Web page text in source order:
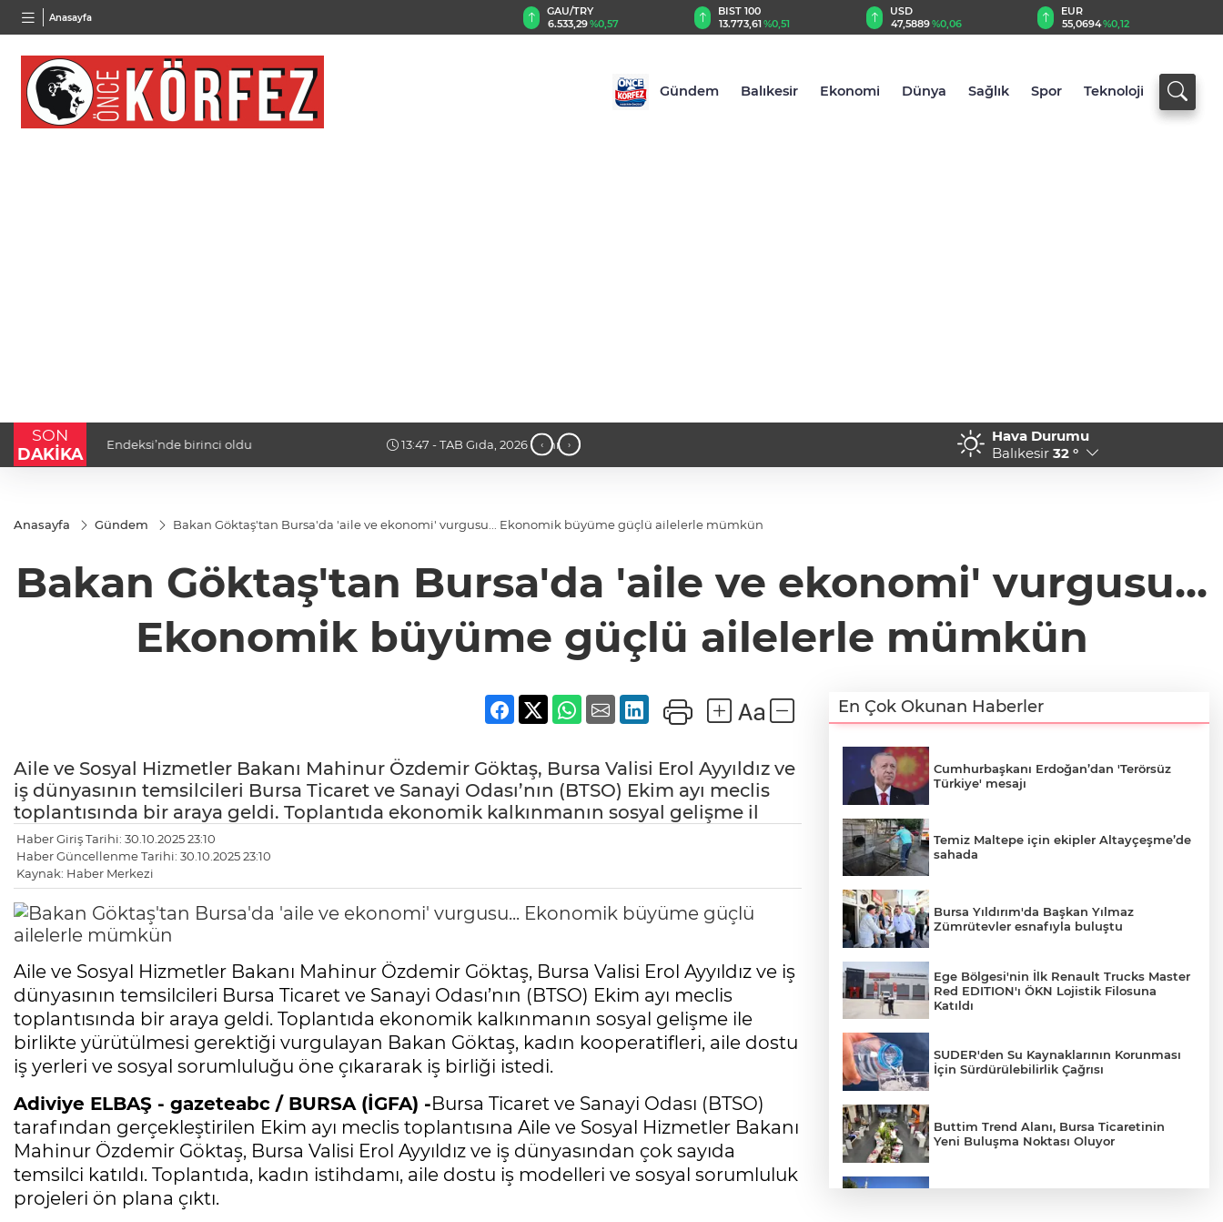
Anasayfa
BGN
28,0626%0,37
BIST 100
13.773,61%0,51
USD
47,5889%0,06
EUR
55,0694%0,12
GBP
64,2253%0,22
Gündem Balıkesir Ekonomi Dünya Sağlık Spor Teknoloji
SON
DAKİKA
13:47 - TAB Gıda, 2026 Yılının İlk Yarısında Güçlü Operasyonel 13:35 - Bursa Şehir
‹ ›
Hava Durumu
Balıkesir 32 °
Anasayfa Gündem Bakan Göktaş'tan Bursa'da 'aile ve ekonomi' vurgusu... Ekonomik büyüme güçlü ailelerle mümkün
Bakan Göktaş'tan Bursa'da 'aile ve ekonomi' vurgusu...
Ekonomik büyüme güçlü ailelerle mümkün
Aile ve Sosyal Hizmetler Bakanı Mahinur Özdemir Göktaş, Bursa Valisi Erol Ayyıldız ve
iş dünyasının temsilcileri Bursa Ticaret ve Sanayi Odası’nın (BTSO) Ekim ayı meclis
toplantısında bir araya geldi. Toplantıda ekonomik kalkınmanın sosyal gelişme il
Haber Giriş Tarihi: 30.10.2025 23:10
Haber Güncellenme Tarihi: 30.10.2025 23:10
Kaynak: Haber Merkezi
Aile ve Sosyal Hizmetler Bakanı Mahinur Özdemir Göktaş, Bursa Valisi Erol Ayyıldız ve iş
dünyasının temsilcileri Bursa Ticaret ve Sanayi Odası’nın (BTSO) Ekim ayı meclis
toplantısında bir araya geldi. Toplantıda ekonomik kalkınmanın sosyal gelişme ile
birlikte yürütülmesi gerektiği vurgulayan Bakan Göktaş, kadın kooperatifleri, aile dostu
iş yerleri ve sosyal sorumluluğu öne çıkararak iş birliği istedi.
Adiviye ELBAŞ - gazeteabc / BURSA (İGFA) -Bursa Ticaret ve Sanayi Odası (BTSO)
tarafından gerçekleştirilen Ekim ayı meclis toplantısına Aile ve Sosyal Hizmetler Bakanı
Mahinur Özdemir Göktaş, Bursa Valisi Erol Ayyıldız ve iş dünyasından çok sayıda
temsilci katıldı. Toplantıda, kadın istihdamı, aile dostu iş modelleri ve sosyal sorumluluk
projeleri ön plana çıktı.
En Çok Okunan Haberler
Cumhurbaşkanı Erdoğan’dan 'Terörsüz
Türkiye' mesajı
Temiz Maltepe için ekipler Altayçeşme’de
sahada
Bursa Yıldırım'da Başkan Yılmaz
Zümrütevler esnafıyla buluştu
Ege Bölgesi'nin İlk Renault Trucks Master
Red EDITION'ı ÖKN Lojistik Filosuna
Katıldı
SUDER'den Su Kaynaklarının Korunması
İçin Sürdürülebilirlik Çağrısı
Buttim Trend Alanı, Bursa Ticaretinin
Yeni Buluşma Noktası Oluyor